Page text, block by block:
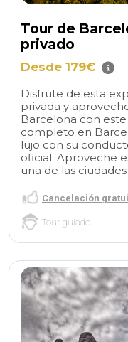
Tour de
privado
Desde 179€
Disfrute de esta
privada y
Barcelona con
completo en
lujo con su
oficial. Aproveche
una de las ciudades
Cancelación
Tour guiado